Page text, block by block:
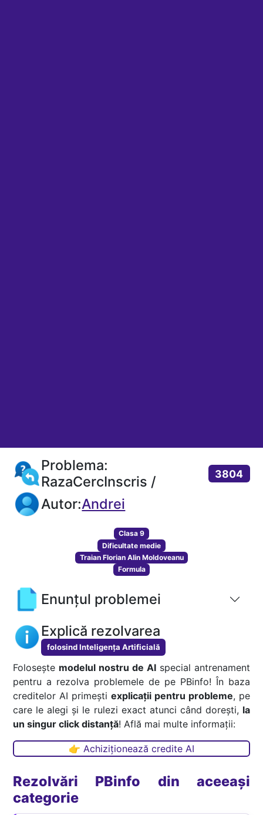
Problema:
RazaCercInscris /
3804
Autor:Andrei
Clasa 9
Dificultate medie
Traian Florian Alin Moldoveanu
Formula
Enunțul problemei
Explică rezolvarea
folosind Inteligența Artificială
Folosește modelul nostru de AIspecial antrenament
pentru a rezolva problemele de pe PBinfo! În baza
creditelor AI primești explicații pentru probleme, pe
care le alegi și le rulezi exact atunci când dorești, la
un singur click distanță! Află mai multe informații:
👉 Achiziționează credite AI
Rezolvări PBinfo din aceeași
categorie